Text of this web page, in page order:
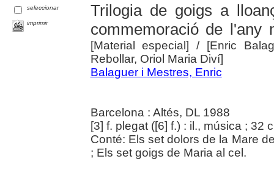
seleccionar
imprimir
Trilogia de goigs a
commemoració de l'any
[Material especial]/ [Enric
Rebollar, Oriol Maria Diví]
Balaguer i Mestres, Enric
Barcelona : Altés, DL 1988
[3] f. plegat ([6] f.) : il., música ; 32
Conté: Els set dolors de la Mare
; Els set goigs de Maria al cel.